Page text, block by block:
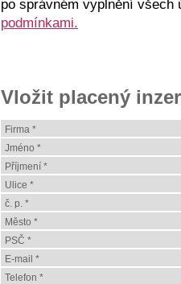
po správném vyplnění
podmínkami.
Vložit placený
Firma *
Jméno *
Příjmení *
Ulice *
č. p. *
Město *
PSČ *
E-mail *
Telefon *